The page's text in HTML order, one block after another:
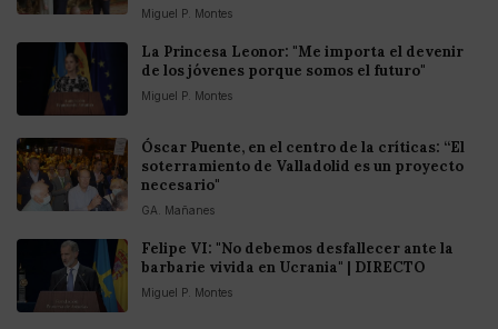
Miguel P. Montes
La Princesa Leonor: "Me importa el devenir
de los jóvenes porque somos el futuro"
Miguel P. Montes
Óscar Puente, en el centro de la críticas: “El
soterramiento de Valladolid es un proyecto
necesario"
GA. Mañanes
Felipe VI: "No debemos desfallecer ante la
barbarie vivida en Ucrania" | DIRECTO
Miguel P. Montes